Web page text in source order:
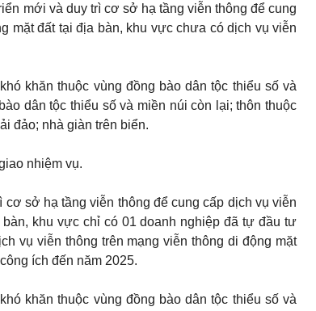
mới và duy trì cơ sở hạ tầng viễn thông để cung
mặt đất tại địa bàn, khu vực chưa có dịch vụ viễn
khăn thuộc vùng đồng bào dân tộc thiểu số và
dân tộc thiểu số và miền núi còn lại; thôn thuộc
đảo; nhà giàn trên biển.
nhiệm vụ.
sở hạ tầng viễn thông để cung cấp dịch vụ viễn
khu vực chỉ có 01 doanh nghiệp đã tự đầu tư
vụ viễn thông trên mạng viễn thông di động mặt
ích đến năm 2025.
khăn thuộc vùng đồng bào dân tộc thiểu số và